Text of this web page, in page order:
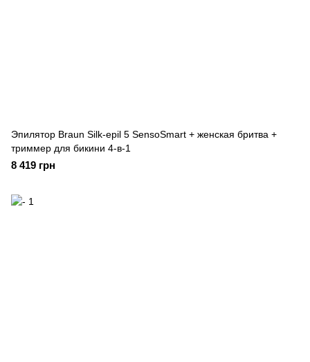
Эпилятор Braun Silk-epil 5 SensoSmart + женская бритва +
триммер для бикини 4-в-1
8 419 грн